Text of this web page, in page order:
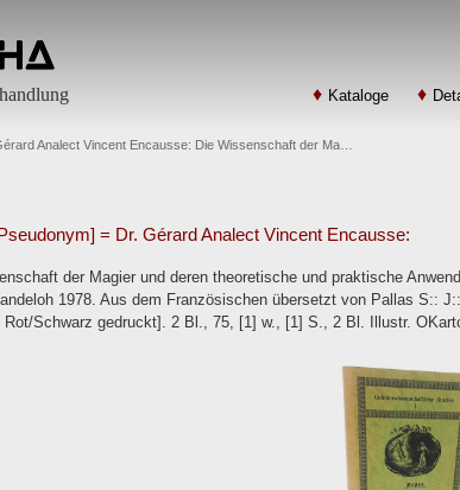
Kataloge
Analect Vincent Encausse: Die Wissenschaft der Ma…
= Dr. Gérard Analect Vincent Encausse:
der Magier und deren theoretische und praktische
1978. Aus dem Französischen übersetzt von Pallas S::
Rot/Schwarz gedruckt]. 2 Bl., 75, [1] w., [1] S., 2 Bl. Illustr.